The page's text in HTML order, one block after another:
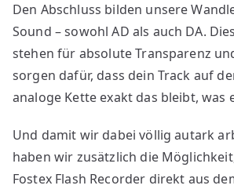
Den Abschluss bilden unsere
Sound – sowohl AD als auch DA.
stehen für absolute Transparenz
sorgen dafür, dass dein Track auf
analoge Kette exakt das bleibt, was
Und damit wir dabei völlig autark
haben wir zusätzlich die
Fostex Flash Recorder direkt aus